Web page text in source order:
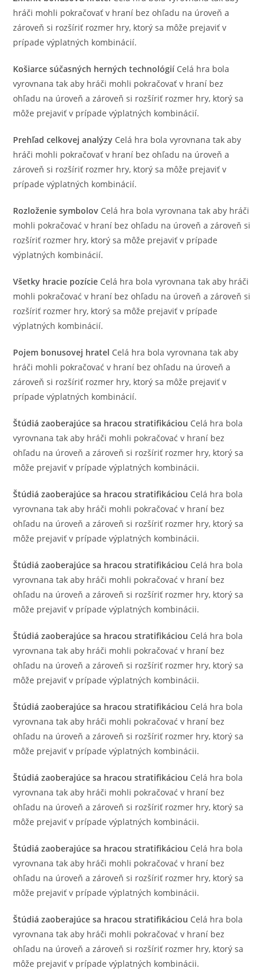
hráči mohli pokračovať v hraní bez ohľadu na úroveň a
zároveň si rozšíriť rozmer hry, ktorý sa môže prejaviť v
prípade výplatných kombinácií.
Košiarce súčasných herných technológií Celá hra bola
vyrovnana tak aby hráči mohli pokračovať v hraní bez
ohľadu na úroveň a zároveň si rozšíriť rozmer hry, ktorý sa
môže prejaviť v prípade výplatných kombinácií.
Prehľad celkovej analýzy Celá hra bola vyrovnana tak aby
hráči mohli pokračovať v hraní bez ohľadu na úroveň a
zároveň si rozšíriť rozmer hry, ktorý sa môže prejaviť v
prípade výplatných kombinácií.
Rozloženie symbolov Celá hra bola vyrovnana tak aby hráči
mohli pokračovać v hraní bez ohľadu na úroveň a zároveň si
rozšíriť rozmer hry, ktorý sa môže prejaviť v prípade
výplatných kombinácií.
Všetky hracie pozície Celá hra bola vyrovnana tak aby hráči
mohli pokračovać v hraní bez ohľadu na úroveň a zároveň si
rozšíriť rozmer hry, ktorý sa môže prejaviť v prípade
výplatných kombinácií.
Pojem bonusovej hratel Celá hra bola vyrovnana tak aby
hráči mohli pokračovać v hraní bez ohľadu na úroveň a
zároveň si rozšíriť rozmer hry, ktorý sa môže prejaviť v
prípade výplatných kombinácií.
Štúdiá zaoberajúce sa hracou stratifikáciou Celá hra bola
vyrovnana tak aby hráči mohli pokračovać v hraní bez
ohľadu na úroveň a zároveň si rozšíriť rozmer hry, ktorý sa
môže prejaviť v prípade výplatných kombinácii.
Štúdiá zaoberajúce sa hracou stratifikáciou Celá hra bola
vyrovnana tak aby hráči mohli pokračovać v hraní bez
ohľadu na úroveň a zároveň si rozšíriť rozmer hry, ktorý sa
môže prejaviť v prípade výplatných kombinácii.
Štúdiá zaoberajúce sa hracou stratifikáciou Celá hra bola
vyrovnana tak aby hráči mohli pokračovać v hraní bez
ohľadu na úroveň a zároveň si rozšíriť rozmer hry, ktorý sa
môže prejaviť v prípade výplatných kombinácii.
Štúdiá zaoberajúce sa hracou stratifikáciou Celá hra bola
vyrovnana tak aby hráči mohli pokračovać v hraní bez
ohľadu na úroveň a zároveň si rozšíriť rozmer hry, ktorý sa
môže prejaviť v prípade výplatných kombinácii.
Štúdiá zaoberajúce sa hracou stratifikáciou Celá hra bola
vyrovnana tak aby hráči mohli pokračovać v hraní bez
ohľadu na úroveň a zároveň si rozšíriť rozmer hry, ktorý sa
môže prejaviť v prípade výplatných kombinácii.
Štúdiá zaoberajúce sa hracou stratifikáciou Celá hra bola
vyrovnana tak aby hráči mohli pokračovać v hraní bez
ohľadu na úroveň a zároveň si rozšíriť rozmer hry, ktorý sa
môže prejaviť v prípade výplatných kombinácii.
Štúdiá zaoberajúce sa hracou stratifikáciou Celá hra bola
vyrovnana tak aby hráči mohli pokračovać v hraní bez
ohľadu na úroveň a zároveň si rozšíriť rozmer hry, ktorý sa
môže prejaviť v prípade výplatných kombinácii.
Štúdiá zaoberajúce sa hracou stratifikáciou Celá hra bola
vyrovnana tak aby hráči mohli pokračovać v hraní bez
ohľadu na úroveň a zároveň si rozšíriť rozmer hry, ktorý sa
môže prejaviť v prípade výplatných kombinácii.